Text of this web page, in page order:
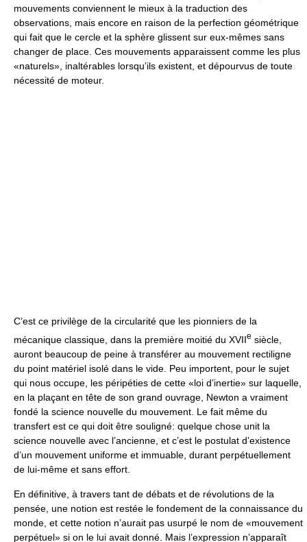
mouvements conviennent le mieux à la traduction des
observations, mais encore en raison de la perfection géométrique
qui fait que le cercle et la sphère glissent sur eux-mêmes sans
changer de place. Ces mouvements apparaissent comme les plus
«naturels», inaltérables lorsqu’ils existent, et dépourvus de toute
nécessité de moteur.
C’est ce privilège de la circularité que les pionniers de la
mécanique classique, dans la première moitié du XVIIe siècle,
auront beaucoup de peine à transférer au mouvement rectiligne
du point matériel isolé dans le vide. Peu importent, pour le sujet
qui nous occupe, les péripéties de cette «loi d’inertie» sur laquelle,
en la plaçant en tête de son grand ouvrage, Newton a vraiment
fondé la science nouvelle du mouvement. Le fait même du
transfert est ce qui doit être souligné: quelque chose unit la
science nouvelle avec l’ancienne, et c’est le postulat d’existence
d’un mouvement uniforme et immuable, durant perpétuellement
de lui-même et sans effort.
En définitive, à travers tant de débats et de révolutions de la
pensée, une notion est restée le fondement de la connaissance du
monde, et cette notion n’aurait pas usurpé le nom de «mouvement
perpétuel» si on le lui avait donné. Mais l’expression n’apparaît